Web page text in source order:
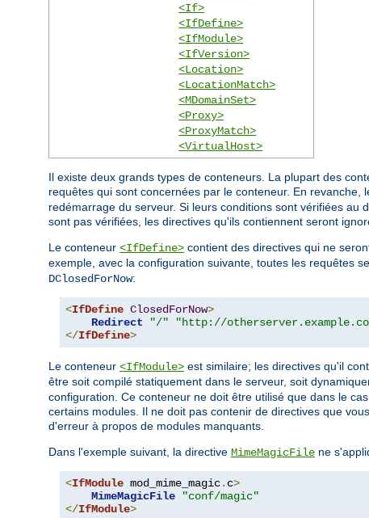
<If>
<IfDefine>
<IfModule>
<IfVersion>
<Location>
<LocationMatch>
<MDomainSet>
<Proxy>
<ProxyMatch>
<VirtualHost>
Il existe deux grands types de conteneurs. La plupart des
requêtes qui sont concernées par le conteneur. En revanche,
redémarrage du serveur. Si leurs conditions sont vérifiées
sont pas vérifiées, les directives qu'ils contiennent seront
Le conteneur <IfDefine> contient des directives qui ne
exemple, avec la configuration suivante, toutes les requêtes
DClosedForNow:
<IfDefine ClosedForNow>
Redirect
"/"
"http://
</IfDefine>
Le conteneur <IfModule> est similaire; les directives qu'il
être soit compilé statiquement dans le serveur, soit
configuration. Ce conteneur ne doit être utilisé que dans le
certains modules. Il ne doit pas contenir de directives que
d'erreur à propos de modules manquants.
Dans l'exemple suivant, la directive MimeMagicFile ne
<IfModule mod_mime_magic. c>
MimeMagicFile
"conf/magic"
</IfModule>